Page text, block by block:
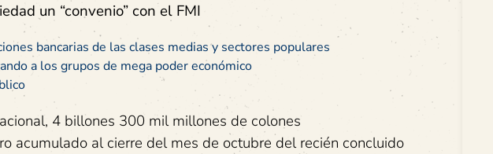
un “convenio” con el FMI
bancarias de las clases medias y sectores populares
a los grupos de mega poder económico
4 billones 300 mil millones de colones
acumulado al cierre del mes de octubre del recién concluido